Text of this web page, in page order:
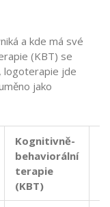
a kde má své
(KBT) se
logoterapie jde
jako
Kognitivně-
behaviorální
terapie
(KBT)